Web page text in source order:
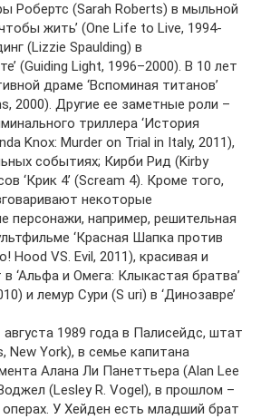
Робертс (Sarah Roberts) в мыльной
жить’ (One Life to Live, 1994-
(Lizzie Spaulding) в
(Guiding Light, 1996–2000). В 10 лет
драме ‘Вспоминая титанов’
2000). Другие ее заметные роли –
триллера ‘История
Knox: Murder on Trial in Italy, 2011),
событиях; Кирби Рид (Kirby
‘Крик 4’ (Scream 4). Кроме того,
некоторые
персонажи, например, решительная
‘Красная Шапка против
Hood VS. Evil, 2011), красивая и
‘Альфа и Омега: Клыкастая братва’
и лемур Сури (S uri) в ‘Динозавре’
1989 года в Палисейдс, штат
York), в семье капитана
Алана Ли Панеттьера (Alan Lee
(Lesley R. Vogel), в прошлом –
У Хейден есть младший брат